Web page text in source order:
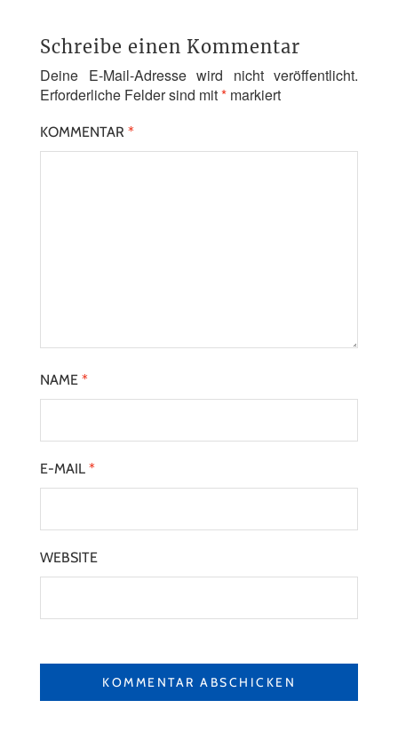
Schreibe einen Kommentar
Deine E-Mail-Adresse wird nicht veröffentlicht.
Erforderliche Felder sind mit* markiert
KOMMENTAR *
NAME *
E-MAIL *
WEBSITE